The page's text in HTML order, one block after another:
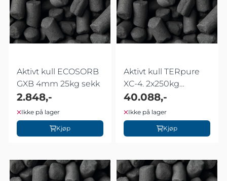
Aktivt kull ECOSORB
GXB 4mm 25kg sekk
2.848,-
Ikke på lager
Kjøp
Aktivt kull TERpure
XC-4. 2x250kg
slingbag
40.088,-
Ikke på lager
Kjøp